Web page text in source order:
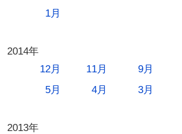
1月
2014年
12月
11月 9月
5月
4月 3月
2013年